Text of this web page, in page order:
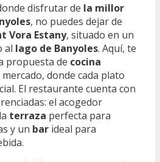
disfrutar de la millor
, no puedes dejar de
Vora Estany, situado en un
al lago de Banyoles. Aquí, te
propuesta de cocina
mercado, donde cada plato
El restaurante cuenta con
el acogedor
terraza perfecta para
y un bar ideal para